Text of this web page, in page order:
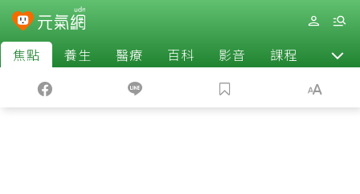
焦點 養生 醫療 百科 影音 課程 退休